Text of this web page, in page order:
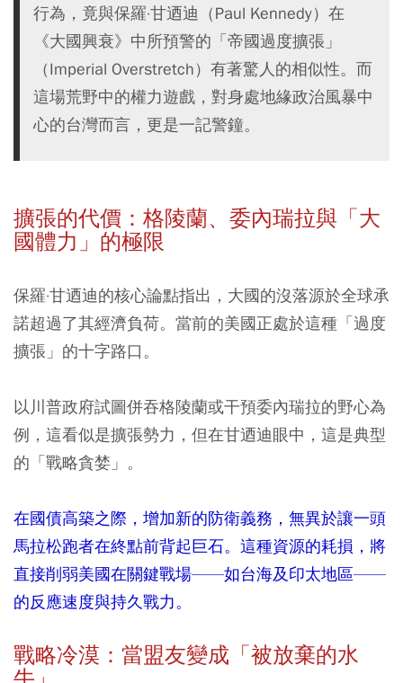
行為，竟與保羅·甘迺迪（Paul Kennedy）在
《大國興衰》中所預警的「帝國過度擴張」
（Imperial Overstretch）有著驚人的相似性。而
這場荒野中的權力遊戲，對身處地緣政治風暴中
心的台灣而言，更是一記警鐘。
擴張的代價：格陵蘭、委內瑞拉與「大
國體力」的極限
保羅·甘迺迪的核心論點指出，大國的沒落源於全球承
諾超過了其經濟負荷。當前的美國正處於這種「過度
擴張」的十字路口。
以川普政府試圖併吞格陵蘭或干預委內瑞拉的野心為
例，這看似是擴張勢力，但在甘迺迪眼中，這是典型
的「戰略貪婪」。
在國債高築之際，增加新的防衛義務，無異於讓一頭
馬拉松跑者在終點前背起巨石。這種資源的耗損，將
直接削弱美國在關鍵戰場——如台海及印太地區——
的反應速度與持久戰力。
戰略冷漠：當盟友變成「被放棄的水